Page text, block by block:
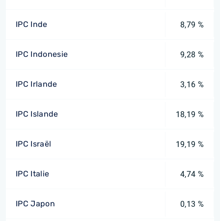
IPC Inde 8,79 %
IPC Indonesie 9,28 %
IPC Irlande 3,16 %
IPC Islande 18,19 %
IPC Israël 19,19 %
IPC Italie 4,74 %
IPC Japon 0,13 %